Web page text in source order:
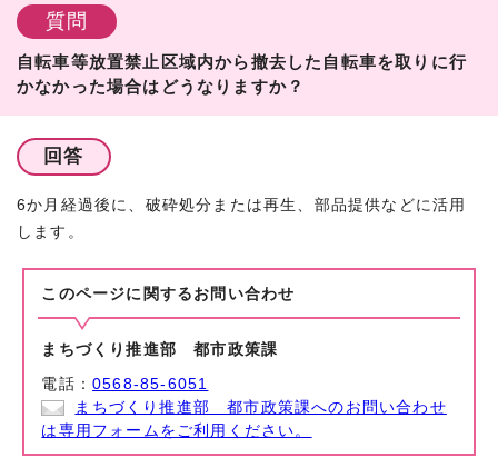
質問
自転車等放置禁止区域内から撤去した自転車を取りに行
かなかった場合はどうなりますか？
回答
6か月経過後に、破砕処分または再生、部品提供などに活用
します。
このページに関する お問い合わせ
まちづくり推進部 都市政策課
電話：0568-85-6051
まちづくり推進部 都市政策課へのお問い合わせ
は専用フォームをご利用ください。